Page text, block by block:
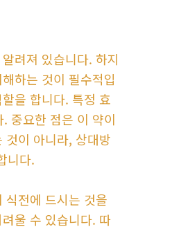
려져 있습니다. 하지
하는 것이 필수적입
을 합니다. 특정 효
중요한 점은 이 약이
것이 아니라, 상대방
니다.
식전에 드시는 것을
울 수 있습니다. 따